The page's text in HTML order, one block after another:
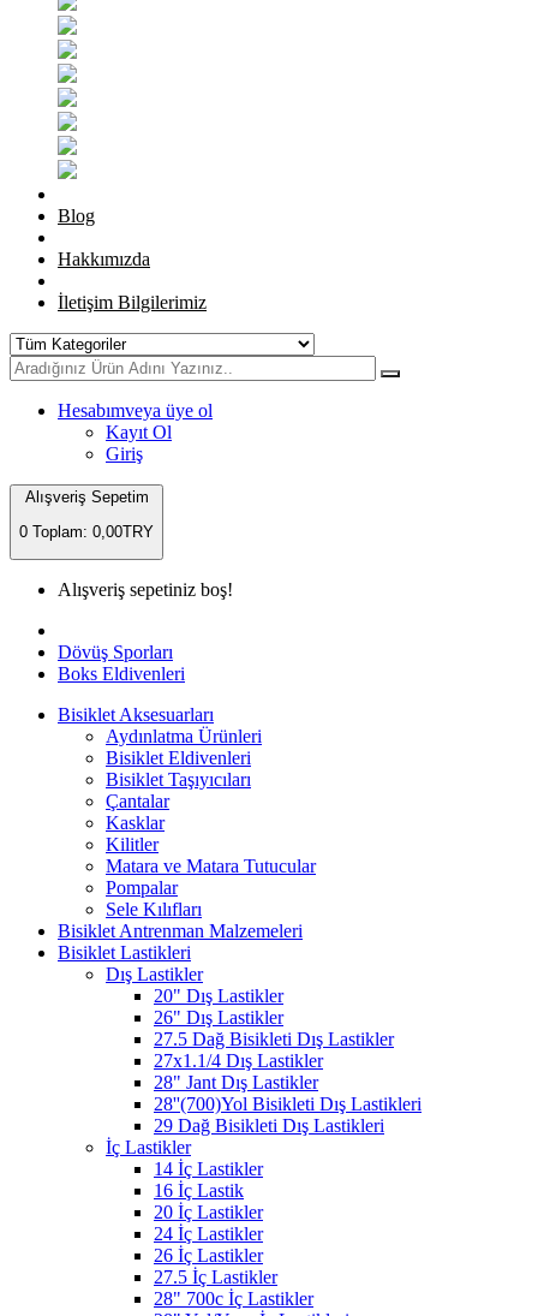
Blog
Hakkımızda
İletişim Bilgilerimiz
Hesabımveya üye ol
Kayıt Ol
Giriş
Alışveriş Sepetim
0 Toplam: 0,00TRY
Alışveriş sepetiniz boş!
Dövüş Sporları
Boks Eldivenleri
Bisiklet Aksesuarları
Aydınlatma Ürünleri
Bisiklet Eldivenleri
Bisiklet Taşıyıcıları
Çantalar
Kasklar
Kilitler
Matara ve Matara Tutucular
Pompalar
Sele Kılıfları
Bisiklet Antrenman Malzemeleri
Bisiklet Lastikleri
Dış Lastikler
20" Dış Lastikler
26" Dış Lastikler
27.5 Dağ Bisikleti Dış Lastikler
27x1.1/4 Dış Lastikler
28" Jant Dış Lastikler
28''(700)Yol Bisikleti Dış Lastikleri
29 Dağ Bisikleti Dış Lastikleri
İç Lastikler
14 İç Lastikler
16 İç Lastik
20 İç Lastikler
24 İç Lastikler
26 İç Lastikler
27.5 İç Lastikler
28" 700c İç Lastikler